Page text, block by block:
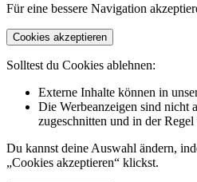
Für eine bessere Navigation
Cookies akzeptieren
Solltest du Cookies ablehnen:
Externe Inhalte können in
Die Werbeanzeigen sind nicht
zugeschnitten und in der
Du kannst deine Auswahl ändern,
„Cookies akzeptieren“ klickst.